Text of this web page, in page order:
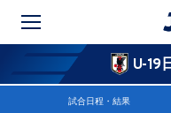
U-19
試合日程・結果